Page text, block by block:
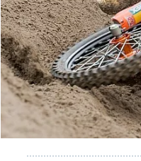
INDYCAR